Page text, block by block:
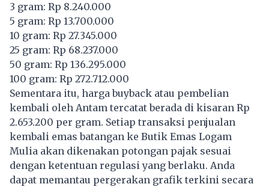
3 gram: Rp 8.240.000
5 gram: Rp 13.700.000
10 gram: Rp 27.345.000
25 gram: Rp 68.237.000
50 gram: Rp 136.295.000
100 gram: Rp 272.712.000
Sementara itu, harga buyback atau pembelian
kembali oleh Antam tercatat berada di kisaran Rp
2.653.200 per gram. Setiap transaksi penjualan
kembali emas batangan ke Butik Emas Logam
Mulia akan dikenakan potongan pajak sesuai
dengan ketentuan regulasi yang berlaku. Anda
dapat memantau pergerakan grafik terkini secara